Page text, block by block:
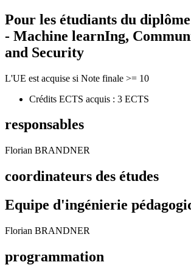
Pour les étudiants du diplôme
- Machine learnIng,
and Security
L'UE est acquise si Note finale >= 10
Crédits ECTS acquis : 3 ECTS
responsables
Florian BRANDNER
coordinateurs des études
Equipe d'ingénierie
Florian BRANDNER
programmation